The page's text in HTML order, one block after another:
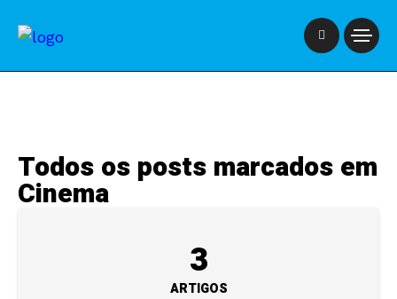
Todos os posts marcados em
Cinema
3
ARTIGOS